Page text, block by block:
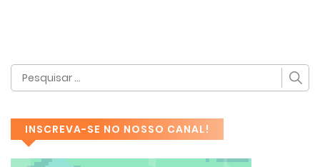
INSCREVA-SE NO NOSSO CANAL!